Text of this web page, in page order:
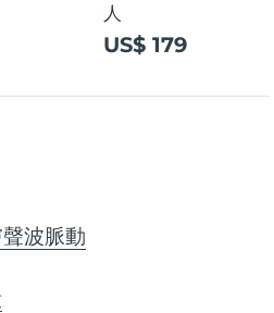
人
US$ 179
波脈動